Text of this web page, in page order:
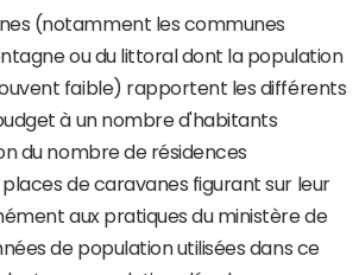
(notamment les communes
ou du littoral dont la population
faible) rapportent les différents
à un nombre d'habitants
du nombre de résidences
de caravanes figurant sur leur
aux pratiques du ministère de
de population utilisées dans ce